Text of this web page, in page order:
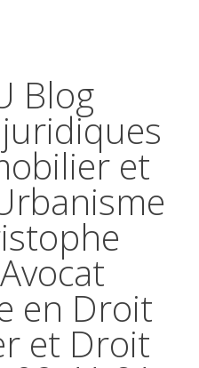
Blog
et
en Droit
et Droit